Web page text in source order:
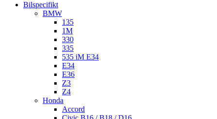
Bilspecifikt
BMW
135
1M
330
335
535 iM E34
E34
E36
Z3
Z4
Honda
Accord